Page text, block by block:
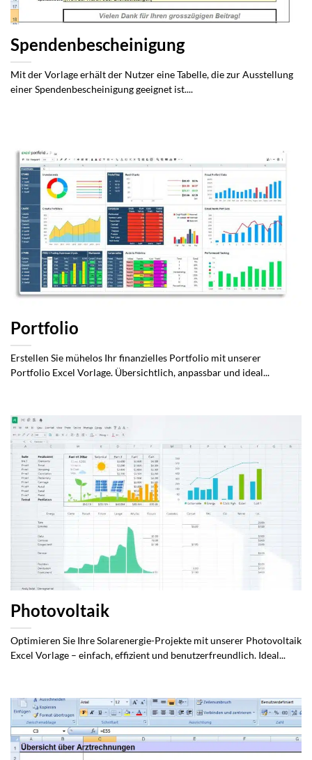
Spendenbescheinigung
Mit der Vorlage erhält der Nutzer eine Tabelle, die zur Ausstellung
einer Spendenbescheinigung geeignet ist....
Portfolio
Erstellen Sie mühelos Ihr finanzielles Portfolio mit unserer
Portfolio Excel Vorlage. Übersichtlich, anpassbar und ideal...
Photovoltaik
Optimieren Sie Ihre Solarenergie-Projekte mit unserer Photovoltaik
Excel Vorlage – einfach, effizient und benutzerfreundlich. Ideal...